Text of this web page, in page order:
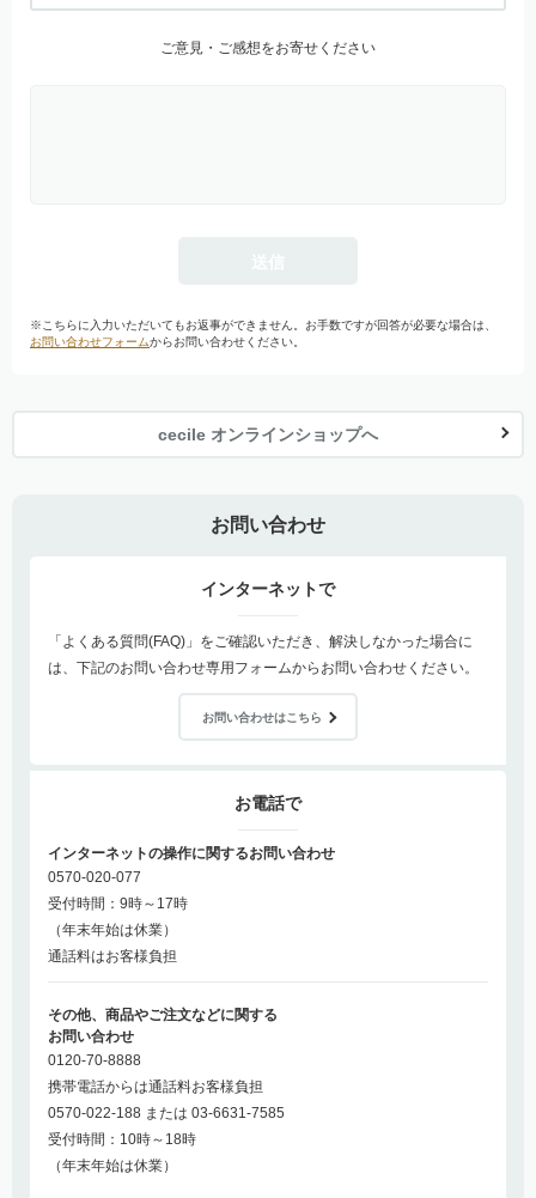
ご意見・ご感想をお寄せください
※こちらに入力いただいてもお返事ができません。お手数ですが回答が必要な場合は、
お問い合わせフォームからお問い合わせください。
cecile オンラインショップへ
お問い合わせ
インターネットで
「よくある質問(FAQ)」をご確認いただき、解決しなかった場合に
は、下記のお問い合わせ専用フォームからお問い合わせください。
お問い合わせはこちら
お電話で
インターネットの操作に関するお問い合わせ
0570-020-077
受付時間：9時～17時
（年末年始は休業）
通話料はお客様負担
その他、商品やご注文などに関する
お問い合わせ
0120-70-8888
携帯電話からは通話料お客様負担
0570-022-188 または 03-6631-7585
受付時間：10時～18時
（年末年始は休業）